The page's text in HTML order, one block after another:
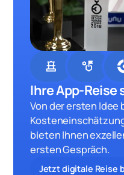
chess strategy
Ihre App-Reise
Von der ersten Idee
bieten Ihnen
ersten Gespräch.
Jetzt digitale Reise